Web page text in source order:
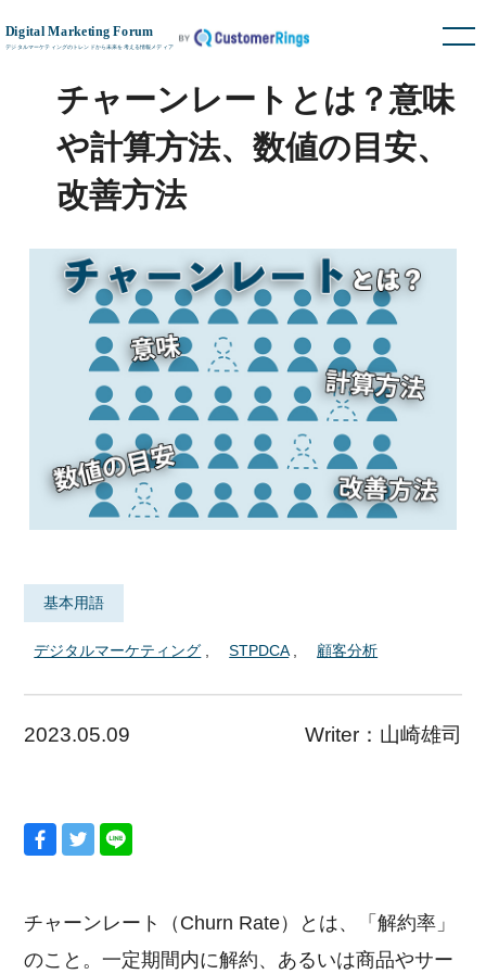
チャーンレートとは？意味
や計算方法、数値の目安、
改善方法
基本用語
デジタルマーケティング STPDCA 顧客分析
2023.05.09 Writer： 山崎雄司
チャーンレート（Churn Rate）とは、「解約率」
のこと。一定期間内に解約、あるいは商品やサー